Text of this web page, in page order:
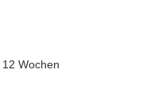
Wochen